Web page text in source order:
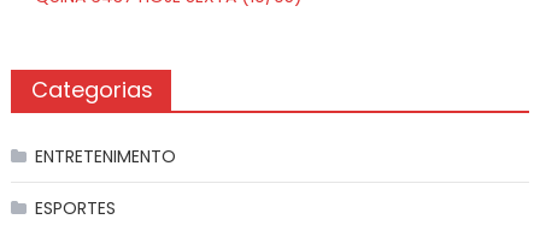
Categorias
ENTRETENIMENTO
ESPORTES